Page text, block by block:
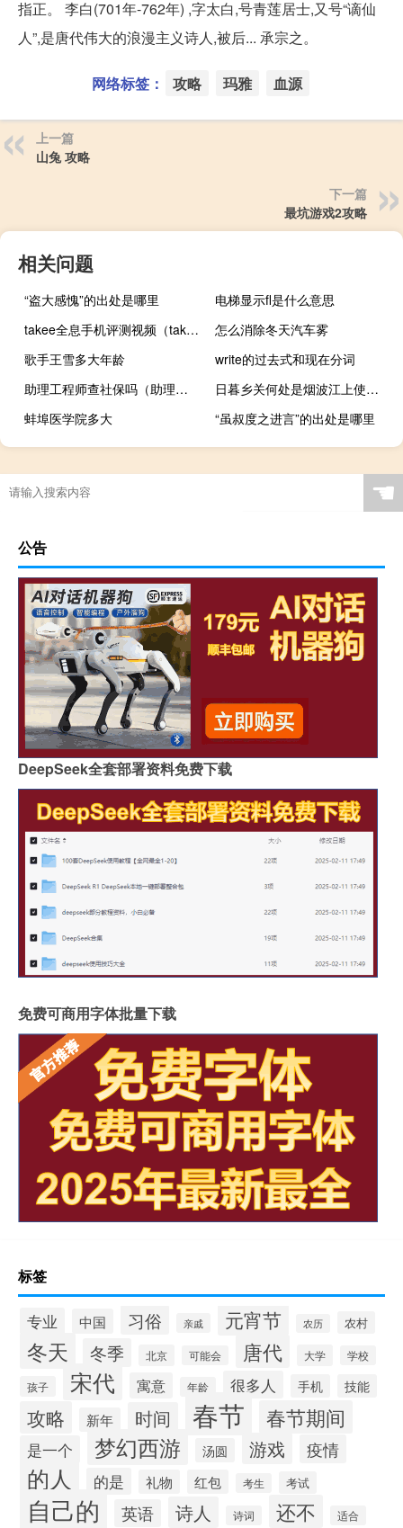
指正。 李白(701年-762年) ,字太白,号青莲居士,又号“谪仙
人”,是唐代伟大的浪漫主义诗人,被后... 承宗之。
网络标签： 攻略 玛雅 血源
上一篇
山兔 攻略
下一篇
最坑游戏2攻略
相关问题
“盗大感愧”的出处是哪里
电梯显示fl是什么意思
takee全息手机评测视频（takee全息手机）
怎么消除冬天汽车雾
歌手王雪多大年龄
write的过去式和现在分词
助理工程师查社保吗（助理工程师查询系统）
日暮乡关何处是烟波江上使人愁的赏析
蚌埠医学院多大
“虽叔度之进言”的出处是哪里
☚
公告
DeepSeek全套部署资料免费下载
免费可商用字体批量下载
标签
专业 中国 习俗 亲戚 元宵节 农历 农村
冬天 冬季 北京 可能会 唐代 大学 学校
孩子 宋代 寓意 年龄 很多人 手机 技能
攻略 新年 时间 春节 春节期间
是一个 梦幻西游 汤圆 游戏 疫情
的人 的是 礼物 红包 考生 考试
自己的 英语 诗人 诗词 还不 适合